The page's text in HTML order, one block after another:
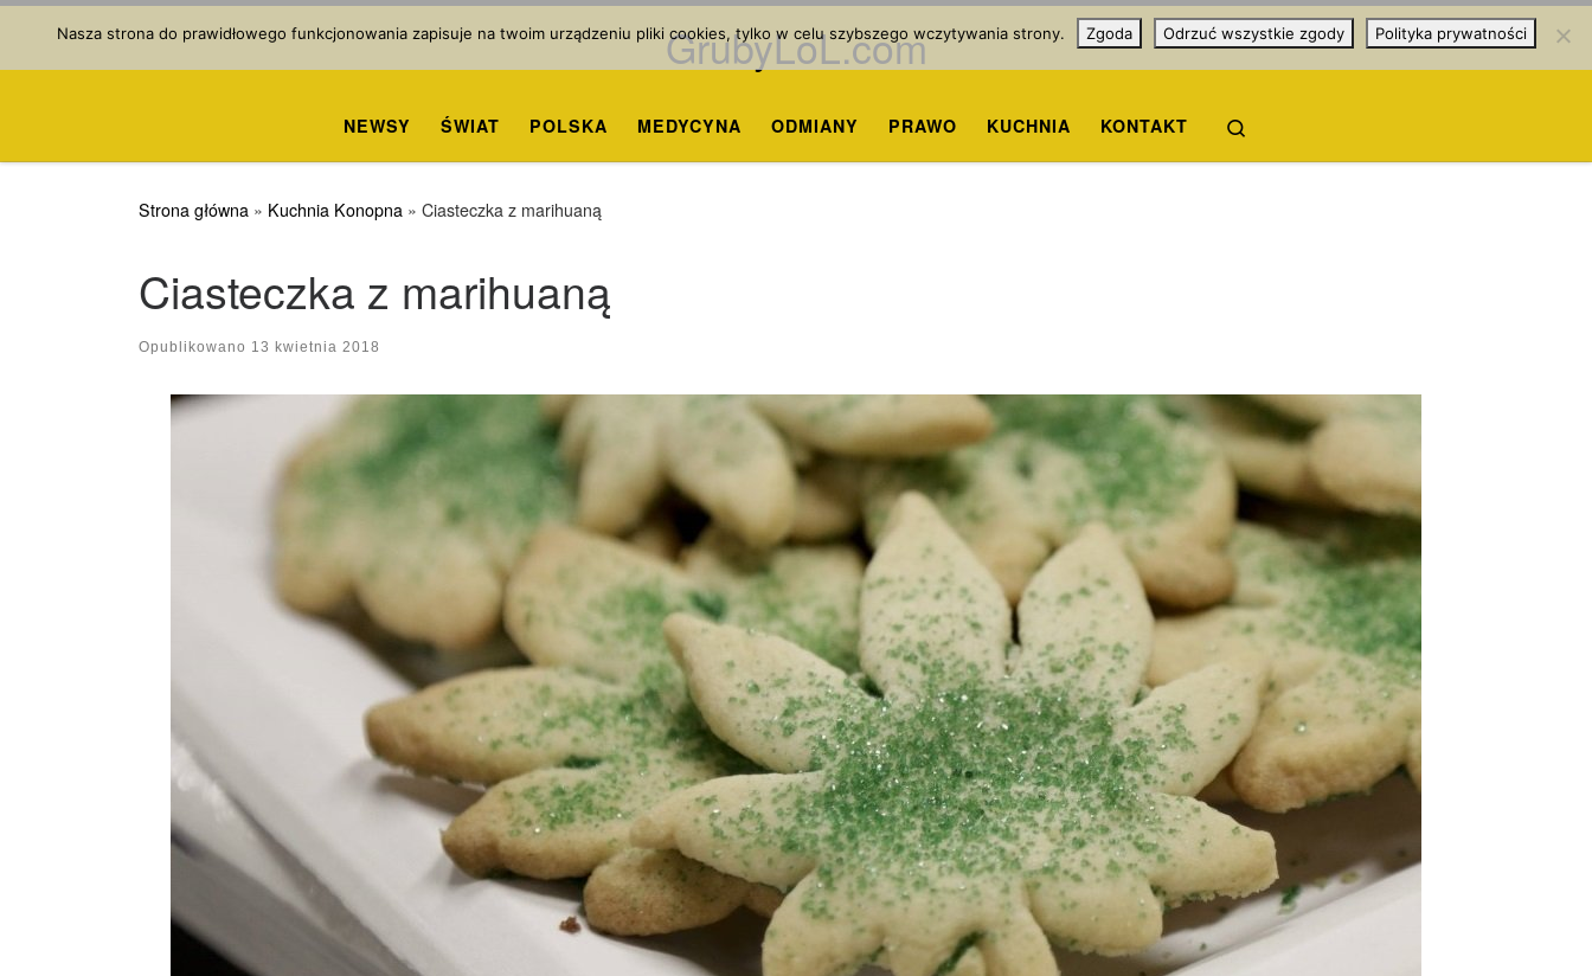
Przejdź do treści GrubyLoL.com
NEWSY ŚWIAT POLSKA MEDYCYNA ODMIANY PRAWO KUCHNIA KONTAKT
Strona główna » Kuchnia Konopna » Ciasteczka z marihuaną
Ciasteczka z marihuaną
Opublikowano 13 kwietnia 2018
Nasza strona do prawidłowego funkcjonowania zapisuje na twoim urządzeniu pliki cookies, tylko w celu szybszego wczytywania strony. Zgoda Odrzuć wszystkie zgody Polityka prywatności